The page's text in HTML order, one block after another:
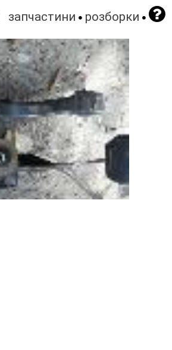
запчастини розборки